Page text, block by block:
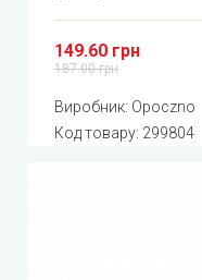
149.60 грн
187.00 грн
Виробник: Opoczno
Код товару: 299804